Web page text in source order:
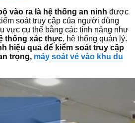
vào ra là hệ thống an ninh được
soát truy cập của người dùng
vực cụ thể bằng các tính năng như
thống xác thực, hệ thống quản lý.
hiệu quả để kiểm soát truy cập
trọng, máy soát vé vào khu du